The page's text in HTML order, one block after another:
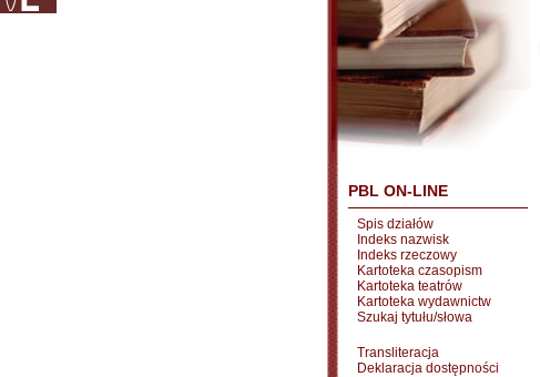
PBL ON-LINE
Spis działów
Indeks nazwisk
Indeks rzeczowy
Kartoteka czasopism
Kartoteka teatrów
Kartoteka wydawnictw
Szukaj tytułu/słowa
Transliteracja
Deklaracja dostępności